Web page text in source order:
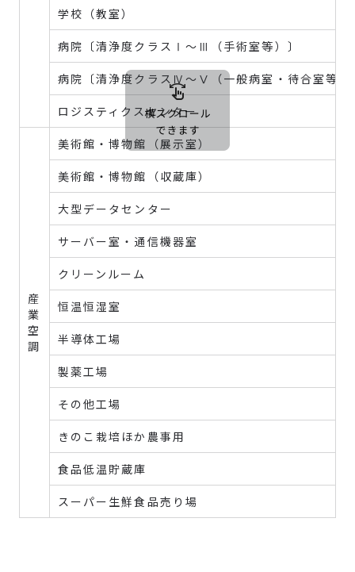
学校（教室）
病院〔清浄度クラスⅠ～Ⅲ（手術室等）〕
病院〔清浄度クラスⅣ〜Ⅴ（一般病室・待合室等）
ロジスティクスセンター
産
業
空
調
美術館・博物館（展示室）
美術館・博物館（収蔵庫）
大型データセンター
サーバー室・通信機器室
クリーンルーム
恒温恒湿室
半導体工場
製薬工場
その他工場
きのこ栽培ほか農事用
食品低温貯蔵庫
スーパー生鮮食品売り場